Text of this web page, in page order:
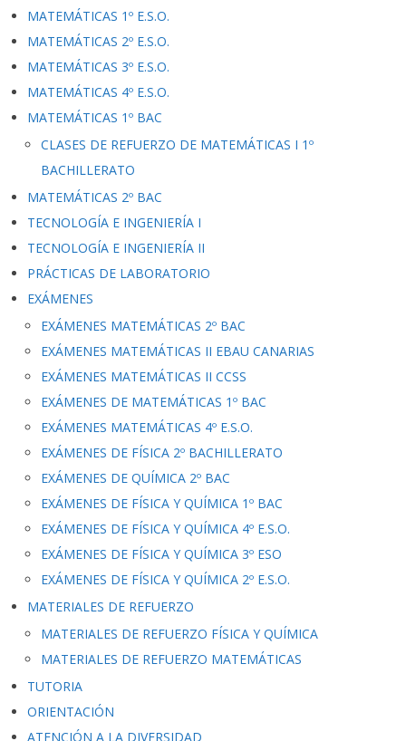
MATEMÁTICAS 1º E.S.O.
MATEMÁTICAS 2º E.S.O.
MATEMÁTICAS 3º E.S.O.
MATEMÁTICAS 4º E.S.O.
MATEMÁTICAS 1º BAC
CLASES DE REFUERZO DE MATEMÁTICAS I 1º
BACHILLERATO
MATEMÁTICAS 2º BAC
TECNOLOGÍA E INGENIERÍA I
TECNOLOGÍA E INGENIERÍA II
PRÁCTICAS DE LABORATORIO
EXÁMENES
EXÁMENES MATEMÁTICAS 2º BAC
EXÁMENES MATEMÁTICAS II EBAU CANARIAS
EXÁMENES MATEMÁTICAS II CCSS
EXÁMENES DE MATEMÁTICAS 1º BAC
EXÁMENES MATEMÁTICAS 4º E.S.O.
EXÁMENES DE FÍSICA 2º BACHILLERATO
EXÁMENES DE QUÍMICA 2º BAC
EXÁMENES DE FÍSICA Y QUÍMICA 1º BAC
EXÁMENES DE FÍSICA Y QUÍMICA 4º E.S.O.
EXÁMENES DE FÍSICA Y QUÍMICA 3º ESO
EXÁMENES DE FÍSICA Y QUÍMICA 2º E.S.O.
MATERIALES DE REFUERZO
MATERIALES DE REFUERZO FÍSICA Y QUÍMICA
MATERIALES DE REFUERZO MATEMÁTICAS
TUTORIA
ORIENTACIÓN
ATENCIÓN A LA DIVERSIDAD